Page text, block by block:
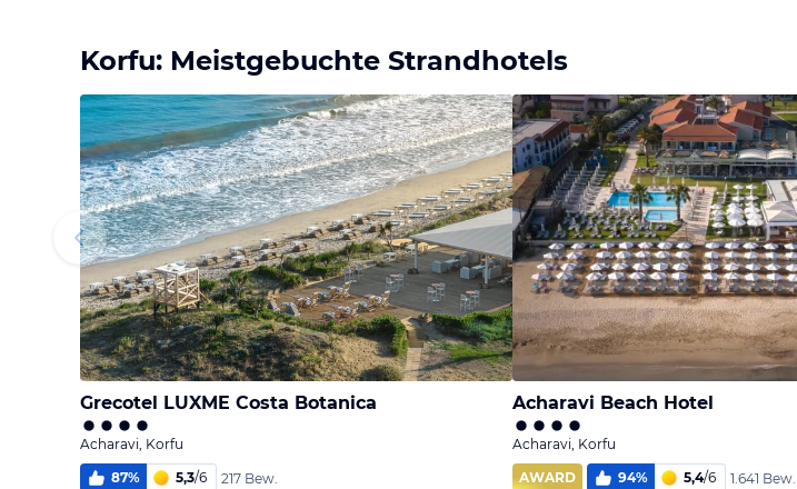
Korfu: Meistgebuchte Strandhotels
Grecotel LUXME Costa Botanica
Acharavi, Korfu
87% 5,3/6
217 Bew.
Acharavi Beach Hotel
Acharavi, Korfu
AWARD
94% 5,4/6
1.641 Bew.